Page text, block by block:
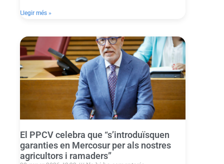
Llegir més »
El PPCV celebra que “s’introduïsquen
garanties en Mercosur per als nostres
agricultors i ramaders”